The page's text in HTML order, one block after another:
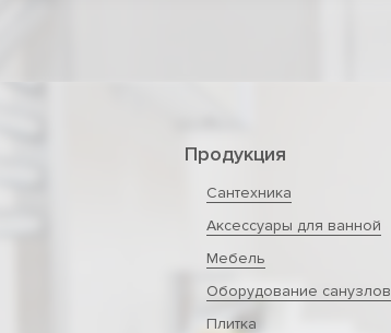
Продукция
Сантехника
Аксессуары для ванной
Мебель
Оборудование санузлов
Плитка